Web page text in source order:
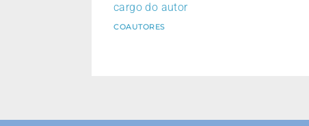
cargo do autor
COAUTORES